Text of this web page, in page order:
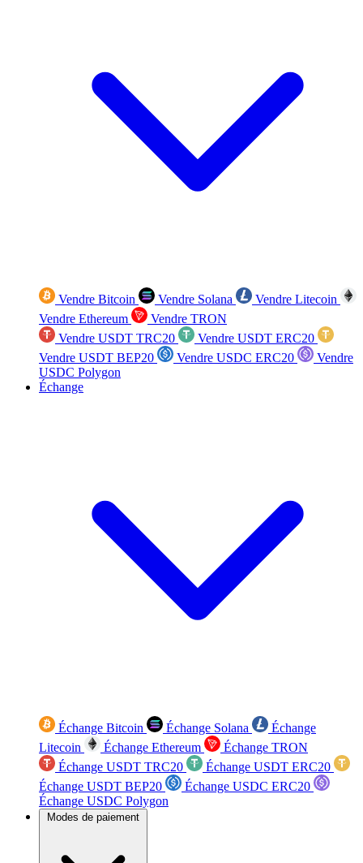
Vendre Bitcoin Vendre Solana
Vendre Litecoin
Vendre Ethereum
Vendre TRON
Vendre USDT TRC20
Vendre USDT ERC20
Vendre USDT BEP20
Vendre USDC ERC20
Vendre
USDC Polygon
Échange
Échange Bitcoin Échange Solana
Échange
Litecoin
Échange Ethereum
Échange TRON
Échange USDT TRC20
Échange USDT ERC20
Échange USDT BEP20
Échange USDC ERC20
Échange USDC Polygon
Modes de paiement